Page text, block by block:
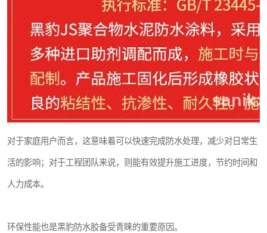
对于家庭用户而言，这意味着可以快速完成防水处理，减少对日常生
活的影响；对于工程团队来说，则能有效提升施工进度，节约时间和
人力成本。
环保性能也是黑豹防水胶备受青睐的重要原因。